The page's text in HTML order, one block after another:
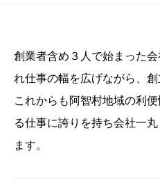
創業者含め３人で始まった
れ仕事の幅を広げながら、創
これからも阿智村地域の利
る仕事に誇りを持ち会社一
ます。